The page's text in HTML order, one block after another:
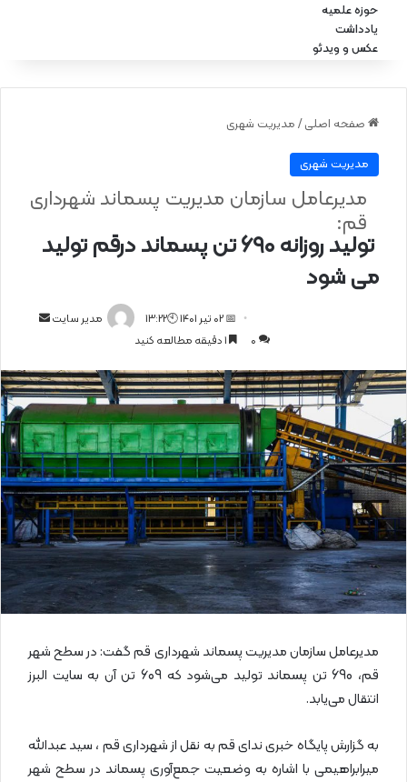
حوزه علمیه
یادداشت
عکس و ویدئو
صفحه اصلی / مدیریت شهری
مدیریت شهری
تولید روزانه ۶۹۰ تن پسماند درقم تولید
می شود
مدیرعامل سازمان مدیریت پسماند شهرداری
قم:
مدیر سایت
ا
ل
ا
ی
م
ی
ل
📅 02 تیر 1401 🕙13:22
0
مدیرعامل سازمان مدیریت پسماند شهرداری قم گفت: در سطح شهر
قم، 690 تن پسماند تولید می‌شود که 609 تن آن به سایت البرز
انتقال می‌یابد.
به گزارش پایگاه خبری ندای قم به نقل از شهرداری قم ، سید عبدالله
میرابراهیمی با اشاره به وضعیت جمع‌آوری پسماند در سطح شهر